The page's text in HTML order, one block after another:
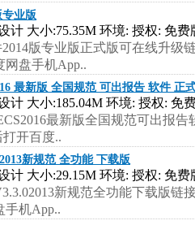
专业版
计 大小:75.35M 环境: 授权: 免费
版专业版正式版可在线升级链
网盘手机App..
最新版 全国规范 可出报告 软件 正
计 大小:185.04M 环境: 授权: 免
最新版全国规范可出报告
开百度..
新规范 全功能 下载版
计 大小:29.15M 环境: 授权: 免费
新规范全功能下载版链
手机App..